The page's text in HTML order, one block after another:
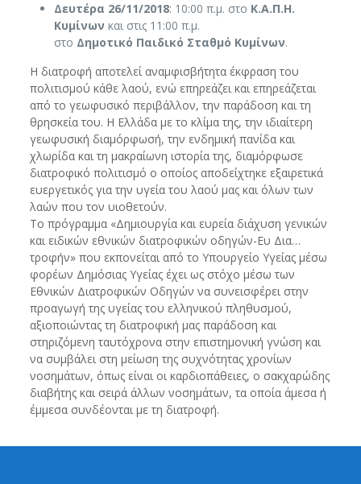
Δευτέρα 26/11/2018: 10:00 π.μ. στο Κ.Α.Π.Η.
Κυμίνων και στις 11:00 π.μ.
στο Δημοτικό Παιδικό Σταθμό Κυμίνων.
Η διατροφή αποτελεί αναμφισβήτητα έκφραση του
πολιτισμού κάθε λαού, ενώ επηρεάζει και επηρεάζεται
από το γεωφυσικό περιβάλλον, την παράδοση και τη
θρησκεία του. Η Ελλάδα με το κλίμα της, την ιδιαίτερη
γεωφυσική διαμόρφωσή, την ενδημική πανίδα και
χλωρίδα και τη μακραίωνη ιστορία της, διαμόρφωσε
διατροφικό πολιτισμό ο οποίος αποδείχτηκε εξαιρετικά
ευεργετικός για την υγεία του λαού μας και όλων των
λαών που τον υιοθετούν.
Το πρόγραμμα «Δημιουργία και ευρεία διάχυση γενικών
και ειδικών εθνικών διατροφικών οδηγών-Ευ Δια…
τροφήν» που εκπονείται από το Υπουργείο Υγείας μέσω
φορέων Δημόσιας Υγείας έχει ως στόχο μέσω των
Εθνικών Διατροφικών Οδηγών να συνεισφέρει στην
προαγωγή της υγείας του ελληνικού πληθυσμού,
αξιοποιώντας τη διατροφική μας παράδοση και
στηριζόμενη ταυτόχρονα στην επιστημονική γνώση και
να συμβάλει στη μείωση της συχνότητας χρονίων
νοσημάτων, όπως είναι οι καρδιοπάθειες, ο σακχαρώδης
διαβήτης και σειρά άλλων νοσημάτων, τα οποία άμεσα ή
έμμεσα συνδέονται με τη διατροφή.